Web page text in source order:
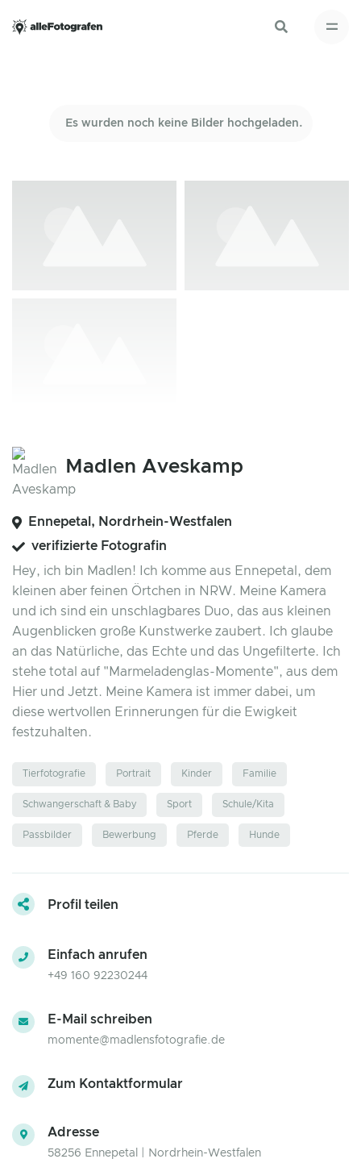
Es wurden noch keine Bilder hochgeladen.
Madlen Aveskamp
Ennepetal, Nordrhein-Westfalen
verifizierte Fotografin
Hey, ich bin Madlen! Ich komme aus Ennepetal, dem
kleinen aber feinen Örtchen in NRW. Meine Kamera
und ich sind ein unschlagbares Duo, das aus kleinen
Augenblicken große Kunstwerke zaubert. Ich glaube
an das Natürliche, das Echte und das Ungefilterte. Ich
stehe total auf "Marmeladenglas-Momente", aus dem
Hier und Jetzt. Meine Kamera ist immer dabei, um
diese wertvollen Erinnerungen für die Ewigkeit
festzuhalten.
Tierfotografie Portrait Kinder Familie
Schwangerschaft & Baby Sport Schule/Kita
Passbilder Bewerbung Pferde Hunde
Profil teilen
Einfach anrufen
+49 160 92230244
E-Mail schreiben
momente@madlensfotografie.de
Zum Kontaktformular
Adresse
58256 Ennepetal | Nordrhein-Westfalen